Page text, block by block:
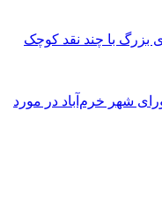
شهر خرم‌آباد در مورد